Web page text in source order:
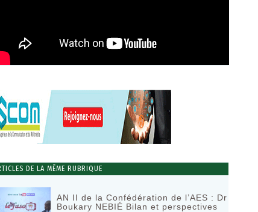
DE LA MÊME RUBRIQUE
AN II de la Confédération de l’AES : Dr
Boukary NEBIÉ Bilan et perspectives